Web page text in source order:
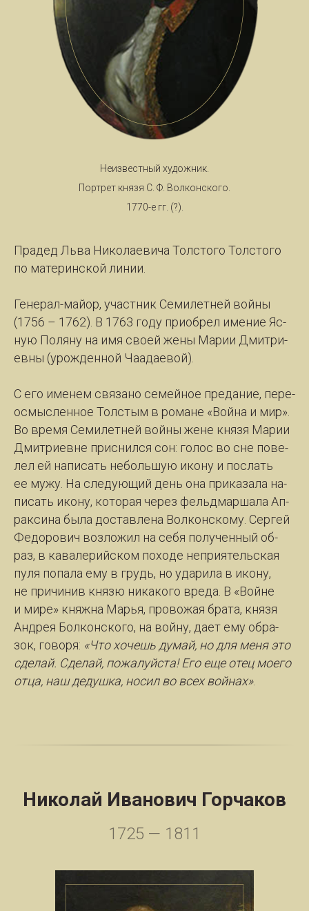
Неизвестный художник.
Портрет князя С. Ф. Волконского.
1770-е гг. (?).
Пра­дед Льва Ни­ко­ла­е­ви­ча Толс­то­го Толс­то­го
по ма­те­рин­ской ли­нии.
Ге­не­рал-май­ор, участ­ник Се­ми­лет­ней вой­ны
(1756 – 1762). В 1763 го­ду при­о­брел име­ние Яс­
ную По­ля­ну на имя сво­ей же­ны Ма­рии Дмит­ри­
ев­ны (урож­ден­ной Ча­а­да­е­вой).
С его име­нем свя­за­но се­мей­ное пре­да­ние, пе­ре­
ос­мыс­лен­ное Тол­с­тым в ро­ма­не «Вой­на и мир».
Во вре­мя Се­ми­лет­ней вой­ны же­не кня­зя Ма­рии
Дмит­ри­ев­не при­снил­ся сон: го­лос во сне по­ве­
лел ей на­пи­сать не­боль­шую ико­ну и по­слать
ее му­жу. На сле­ду­ю­щий день она при­ка­за­ла на­
пи­сать ико­ну, ко­то­рая че­рез фельд­мар­ша­ла Ап­
рак­си­на бы­ла до­став­ле­на Вол­кон­ско­му. Сер­гей
Фе­до­ро­вич воз­ло­жил на се­бя по­лу­чен­ный об­
раз, в ка­ва­ле­рий­ском по­хо­де не­при­я­тель­ская
пу­ля по­па­ла ему в грудь, но уда­ри­ла в ико­ну,
не при­чи­нив кня­зю ни­ка­ко­го вре­да. В «Вой­не
и ми­ре» княж­на Марья, про­во­жая бра­та, кня­зя
Ан­дрея Бол­кон­ско­го, на вой­ну, да­ет ему об­ра­
зок, го­во­ря: «Что хо­чешь ду­май, но для ме­ня это
сде­лай. Сде­лай, по­жа­луй­ста! Его еще отец мо­е­го
от­ца, наш де­душ­ка, но­сил во всех вой­нах».
Николай Иванович Горчаков
1725 — 1811